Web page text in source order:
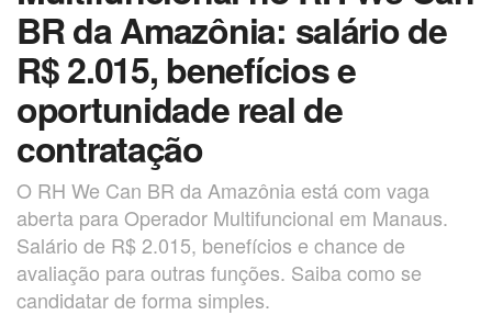
BR da Amazônia: salário de
R$ 2.015, benefícios e
oportunidade real de
contratação
O RH We Can BR da Amazônia está com vaga
aberta para Operador Multifuncional em Manaus.
Salário de R$ 2.015, benefícios e chance de
avaliação para outras funções. Saiba como se
candidatar de forma simples.